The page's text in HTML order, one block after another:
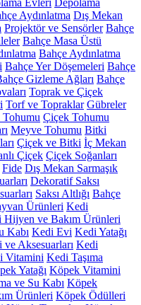
Evleri Depolama
Aydınlatma Dış Mekan
Projektör ve Sensörler Bahçe
Bahçe Masa Üstü
Bahçe Aydınlatma
Bahçe Yer Döşemeleri Bahçe
Gizleme Ağları Bahçe
Toprak ve Çiçek
Torf ve Topraklar Gübreler
Çiçek Tohumu
Meyve Tohumu Bitki
Çiçek ve Bitki İç Mekan
Çiçek Çiçek Soğanları
Fide Dış Mekan Sarmaşık
Dekoratif Saksı
Saksı Altlığı Bahçe
Ürünleri Kedi
Hijyen ve Bakım Ürünleri
Kabı Kedi Evi Kedi Yatağı
Aksesuarları Kedi
Vitamini Kedi Taşıma
Yatağı Köpek Vitamini
ve Su Kabı Köpek
Ürünleri Köpek Ödülleri